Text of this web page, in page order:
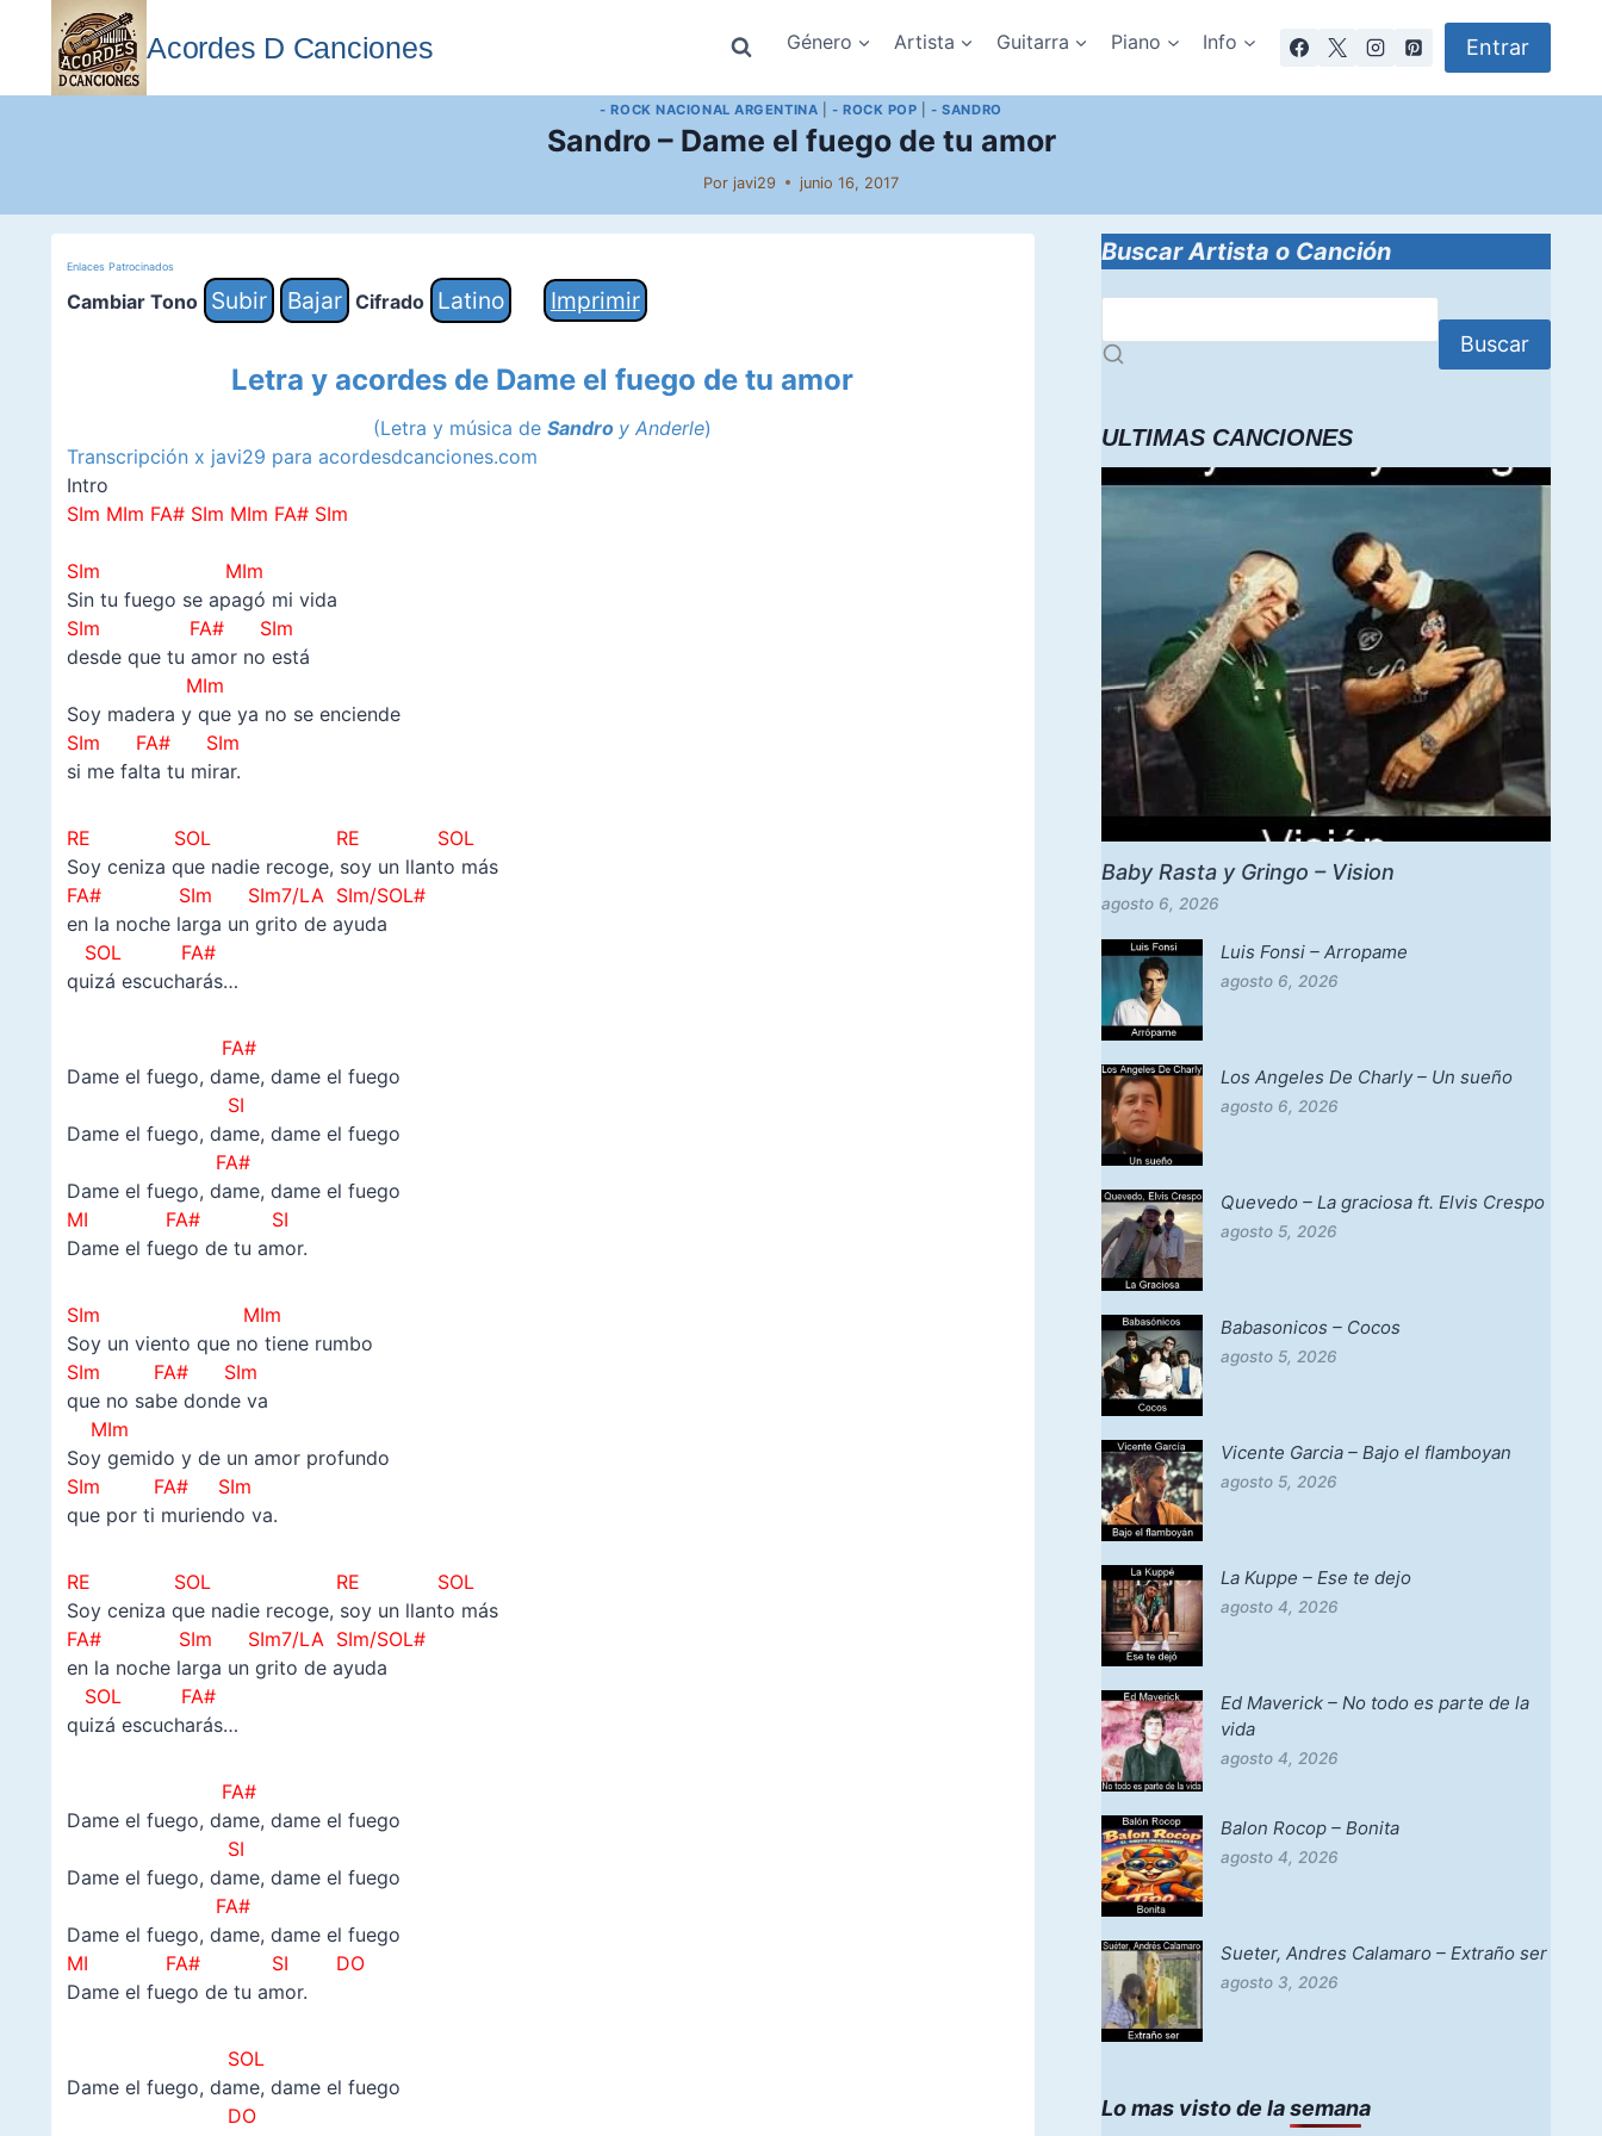
contenido
Acordes D Canciones Género Artista Guitarra Piano Info Entrar
- ROCK NACIONAL ARGENTINA - ROCK POP |- SANDRO
Sandro – Dame el fuego de tu amor
Por javi29 junio 16, 2017
Enlaces Patrocinados
Cambiar Tono Subir Bajar Cifrado Latino Imprimir
Letra y acordes de Dame el fuego de tu amor
(Letra y música deSandro y Anderle)
Transcripción x javi29 para acordesdcanciones.com
Intro
SIm MIm FA# SIm MIm FA# SIm
SIm MIm
Sin tu fuego se apagó mi vida
SIm FA# SIm
desde que tu amor no está
MIm
Soy madera y que ya no se enciende
SIm FA# SIm
si me falta tu mirar.
RE SOL RE SOL
Soy ceniza que nadie recoge, soy un llanto más
FA# SIm SIm7/LA SIm/SOL#
en la noche larga un grito de ayuda
SOL FA#
quizá escucharás…
FA#
Dame el fuego, dame, dame el fuego
SI
Dame el fuego, dame, dame el fuego
FA#
Dame el fuego, dame, dame el fuego
MI FA# SI
Dame el fuego de tu amor.
SIm MIm
Soy un viento que no tiene rumbo
SIm FA# SIm
que no sabe donde va
MIm
Soy gemido y de un amor profundo
SIm FA# SIm
que por ti muriendo va.
RE SOL RE SOL
Soy ceniza que nadie recoge, soy un llanto más
FA# SIm SIm7/LA SIm/SOL#
en la noche larga un grito de ayuda
SOL FA#
quizá escucharás…
FA#
Dame el fuego, dame, dame el fuego
SI
Dame el fuego, dame, dame el fuego
FA#
Dame el fuego, dame, dame el fuego
MI FA# SI DO
Dame el fuego de tu amor.
SOL
Dame el fuego, dame, dame el fuego
DO
Buscar Artista o Canción
Buscar
ULTIMAS CANCIONES
Baby Rasta y Gringo – Vision
agosto 6, 2026
Luis Fonsi – Arropame
agosto 6, 2026
Los Angeles De Charly – Un sueño
agosto 6, 2026
Quevedo – La graciosa ft. Elvis Crespo
agosto 5, 2026
Babasonicos – Cocos
agosto 5, 2026
Vicente Garcia – Bajo el flamboyan
agosto 5, 2026
La Kuppe – Ese te dejo
agosto 4, 2026
Ed Maverick – No todo es parte de la
vida
agosto 4, 2026
Balon Rocop – Bonita
agosto 4, 2026
Sueter, Andres Calamaro – Extraño ser
agosto 3, 2026
Lo mas visto de la semana